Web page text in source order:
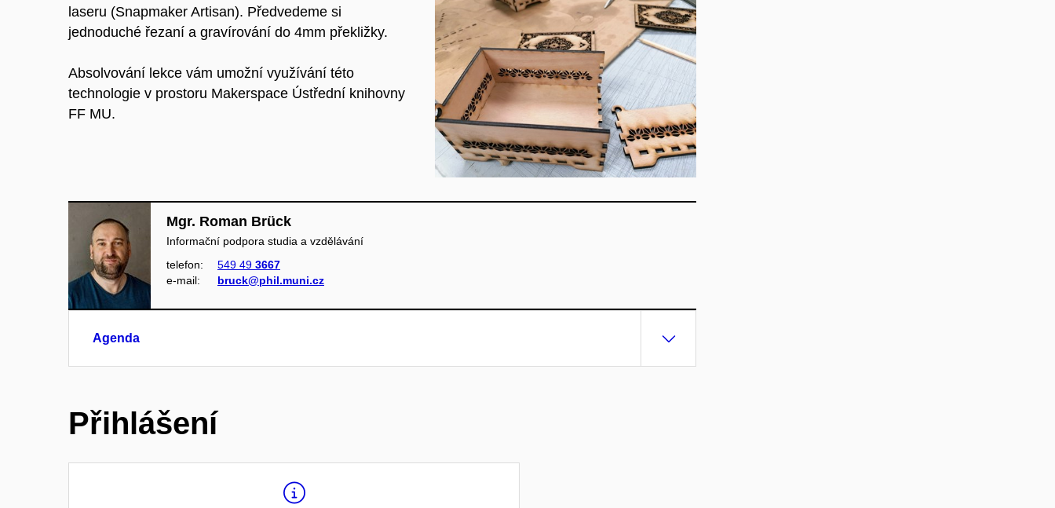
laseru (Snapmaker Artisan). Předvedeme si
jednoduché řezaní a gravírování do 4mm překližky.
Absolvování lekce vám umožní využívání této
technologie v prostoru Makerspace Ústřední knihovny
FF MU.
Mgr. Roman Brück
Informační podpora studia a vzdělávání
telefon:
549 49 3667
e‑mail:
bruck@phil.muni.cz
Agenda
Přihlášení